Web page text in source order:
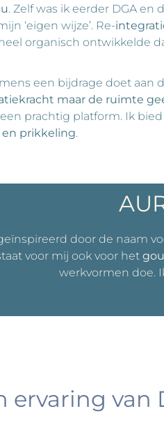
. Zelf was ik eerder DGA en
‘eigen wijze’. Re-
organisch ontwikkelde
een bijdrage doet aan
maar de ruimte
prachtig platform. Ik
en prikkeling.
door de naam
voor mij ook voor het
werkvormen doe.
ervaring van